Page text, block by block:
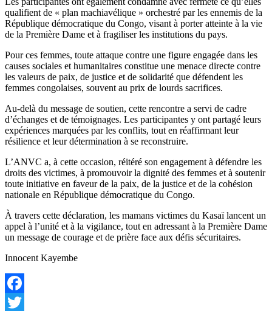
qualifient de « plan machiavélique » orchestré par les ennemis de la
République démocratique du Congo, visant à porter atteinte à la vie
de la Première Dame et à fragiliser les institutions du pays.
Pour ces femmes, toute attaque contre une figure engagée dans les
causes sociales et humanitaires constitue une menace directe contre
les valeurs de paix, de justice et de solidarité que défendent les
femmes congolaises, souvent au prix de lourds sacrifices.
Au-delà du message de soutien, cette rencontre a servi de cadre
d’échanges et de témoignages. Les participantes y ont partagé leurs
expériences marquées par les conflits, tout en réaffirmant leur
résilience et leur détermination à se reconstruire.
L’ANVC a, à cette occasion, réitéré son engagement à défendre les
droits des victimes, à promouvoir la dignité des femmes et à soutenir
toute initiative en faveur de la paix, de la justice et de la cohésion
nationale en République démocratique du Congo.
À travers cette déclaration, les mamans victimes du Kasaï lancent un
appel à l’unité et à la vigilance, tout en adressant à la Première Dame
un message de courage et de prière face aux défis sécuritaires.
Innocent Kayembe
Facebook